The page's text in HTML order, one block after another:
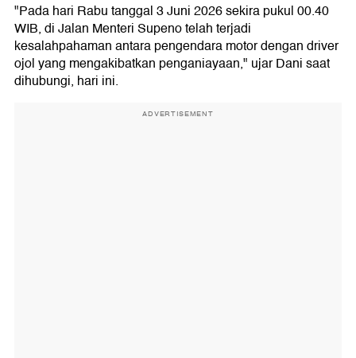
"Pada hari Rabu tanggal 3 Juni 2026 sekira pukul 00.40
WIB, di Jalan Menteri Supeno telah terjadi
kesalahpahaman antara pengendara motor dengan driver
ojol yang mengakibatkan penganiayaan," ujar Dani saat
dihubungi, hari ini.
ADVERTISEMENT